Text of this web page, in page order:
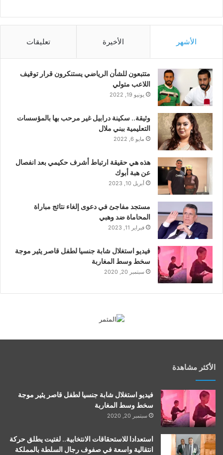
الأشهر الأخيرة تعليقات
متتبعون للشأن الرياضي يستنكرون قرار توقيف
اللاعب متولي
يونيو 19, 2022
وثيقة.. سكينة درابيل غير مرحب بها بالمؤسسات
التعليمية ببني ملال
مايو 6, 2022
هذه هي حقيقة ارتباط أشرف حكيمي بعد انفصال
عن هبة أبوك
أبريل 10, 2023
مستجد مفاجئ في دعوى إلغاء نتائج مباراة
المحاماة ضد وهبي
فبراير 11, 2023
فيديو استغلال شابة جنسيا لطفل قاصر يثير موجة
سخط وسط المغاربة
سبتمبر 20, 2020
الأكثر مشاهدة
فيديو استغلال شابة جنسيا لطفل قاصر يثير موجة
سخط وسط المغاربة
سبتمبر 20, 2020
استعدادا للاستحقاقات الانتخابية.. لفتيت يطلق حركة
انتقالية واسعة في صفوف رجال السلطة بالمملكة